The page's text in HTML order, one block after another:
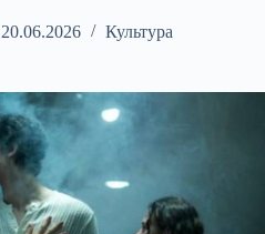
20.06.2026 Культура